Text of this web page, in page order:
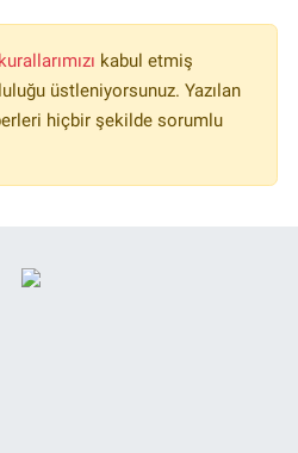
kabul etmiş
üstleniyorsunuz. Yazılan
hiçbir şekilde sorumlu